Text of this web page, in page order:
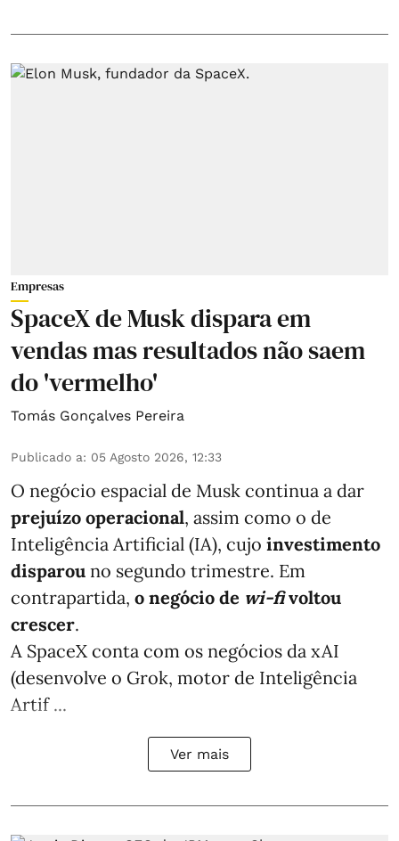
Empresas
SpaceX de Musk dispara em
vendas mas resultados não saem
do 'vermelho'
Tomás Gonçalves Pereira
Publicado a: 05 Agosto 2026, 12:33
O negócio espacial de Musk continua a dar
prejuízo operacional, assim como o de
Inteligência Artificial (IA), cujo investimento
disparou no segundo trimestre. Em
contrapartida, o negócio de wi-fivoltou
crescer.
A SpaceX conta com os negócios da xAI
(desenvolve o Grok, motor de Inteligência
Artif ...
Ver mais